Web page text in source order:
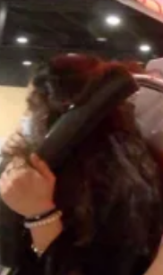
DE REGALO
DE LA